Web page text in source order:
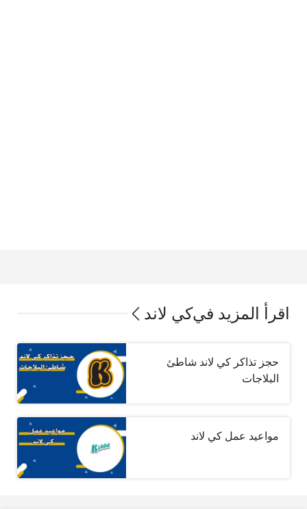
اقرأ المزيد فيكي لاند
حجز تذاكر كي لاند شاطئ
البلاجات
مواعيد عمل كي لاند